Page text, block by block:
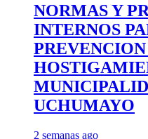
NORMAS Y
INTERNOS
UCHUMAYO
2 semanas ago